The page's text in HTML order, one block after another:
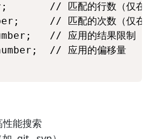
// 匹配的行数（仅
// 匹配的次数（仅
// 应用的结果限制
// 应用的偏移量
性能搜索